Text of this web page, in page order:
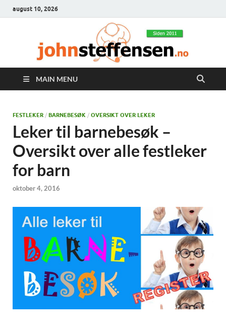
august 10, 2026
MAIN MENU
FESTLEKER / BARNEBESØK / OVERSIKT OVER LEKER
Leker til barnebesøk –
Oversikt over alle festleker
for barn
oktober 4, 2016